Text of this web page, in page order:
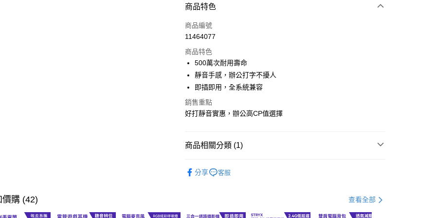
付款方式
信用卡一次付款
LINE Pay
Apple Pay
悠遊付
ATM付款
每筆NT$60，滿NT$499(含以上)免運費
商品特色
商品編號
11464077
商品特色
500萬次耐用壽命
靜音手感，辦公打字不擾人
即插即用，全系統兼容
銷售重點
好打靜音實惠，辦公高CP值選擇
商品相關分類 (1)
分享
客服
價購 (42) 查看全部